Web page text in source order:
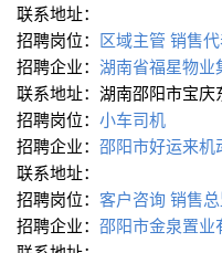
联系地址：
招聘岗位： 区域主管 销售
招聘企业： 湖南省福星物业
联系地址：湖南邵阳市宝
招聘岗位： 小车司机
招聘企业： 邵阳市好运来机
联系地址：
招聘岗位： 客户咨询 销售
招聘企业： 邵阳市金泉置业